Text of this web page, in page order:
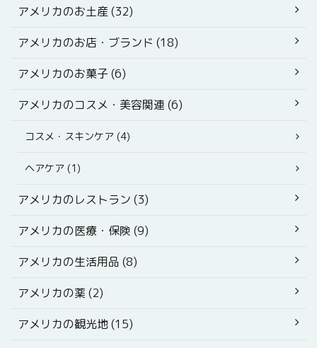
アメリカのお土産 (32)
アメリカのお店・ブランド (18)
アメリカのお菓子 (6)
アメリカのコスメ・美容関連 (6)
コスメ・スキンケア (4)
ヘアケア (1)
アメリカのレストラン (3)
アメリカの医療・保険 (9)
アメリカの生活用品 (8)
アメリカの薬 (2)
アメリカの観光地 (15)